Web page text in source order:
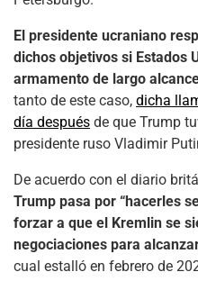
El presidente ucraniano
dichos objetivos si Estados
armamento de largo
tanto de este caso, dicha
día después de que Trump
presidente ruso Vladimir
De acuerdo con el diario
Trump pasa por “hacerles
forzar a que el Kremlin se
negociaciones para
cual estalló en febrero de